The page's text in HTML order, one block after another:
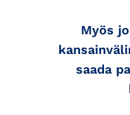
Myös
saada